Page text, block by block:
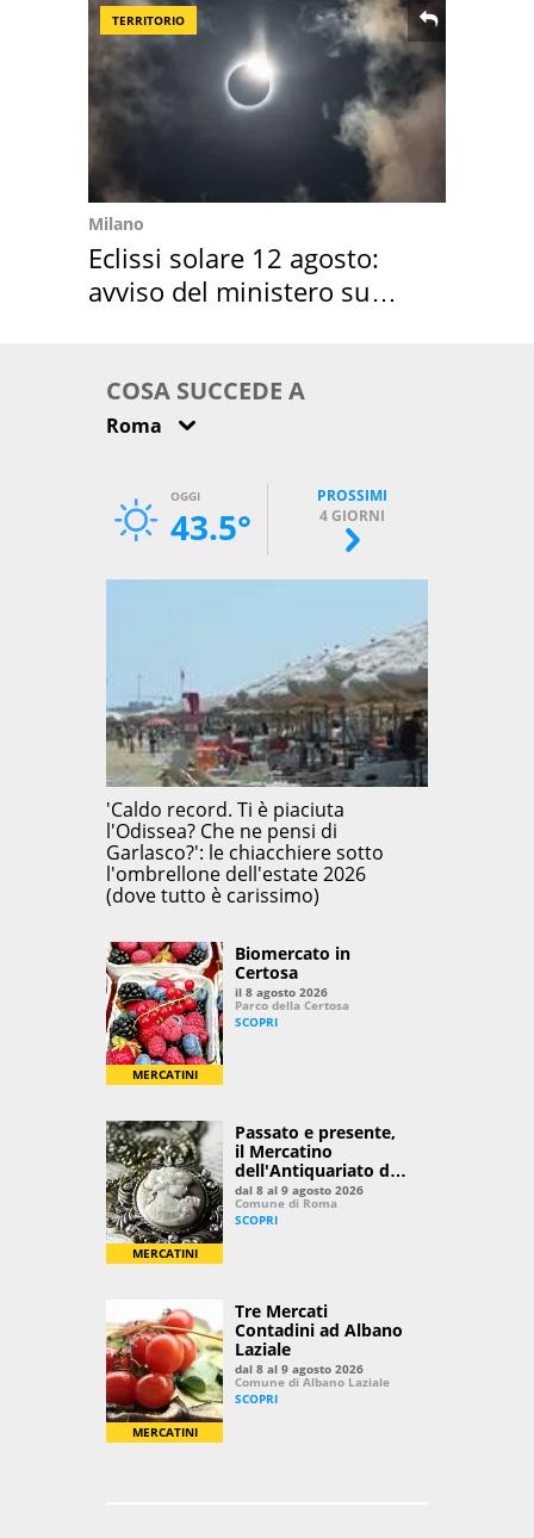
TERRITORIO
Milano
Eclissi solare 12 agosto:
avviso del ministero su